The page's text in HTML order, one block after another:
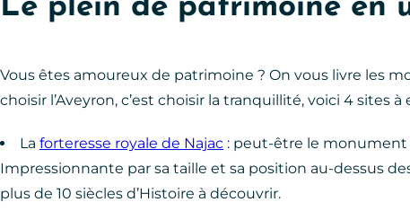
Le plein de patrimoine en
Vous êtes amoureux de patrimoine ? On vous livre les
choisir l’Aveyron, c’est choisir la tranquillité, voici 4 sites à
La forteresse royale de Najac : peut-être le monument
Impressionnante par sa taille et sa position au-dessus
plus de 10 siècles d’Histoire à découvrir.